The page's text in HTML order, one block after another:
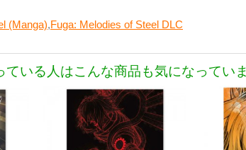
(Manga),Fuga: Melodies of Steel DLC
ている人はこんな商品も気になってい